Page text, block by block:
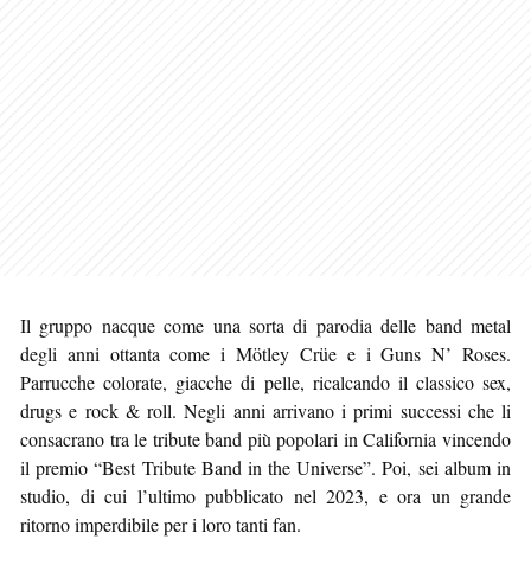
Il gruppo nacque come una sorta di parodia delle band metal
degli anni ottanta come i Mötley Crüe e i Guns N’ Roses.
Parrucche colorate, giacche di pelle, ricalcando il classico sex,
drugs e rock & roll. Negli anni arrivano i primi successi che li
consacrano tra le tribute band più popolari in California vincendo
il premio “Best Tribute Band in the Universe”. Poi, sei album in
studio, di cui l’ultimo pubblicato nel 2023, e ora un grande
ritorno imperdibile per i loro tanti fan.